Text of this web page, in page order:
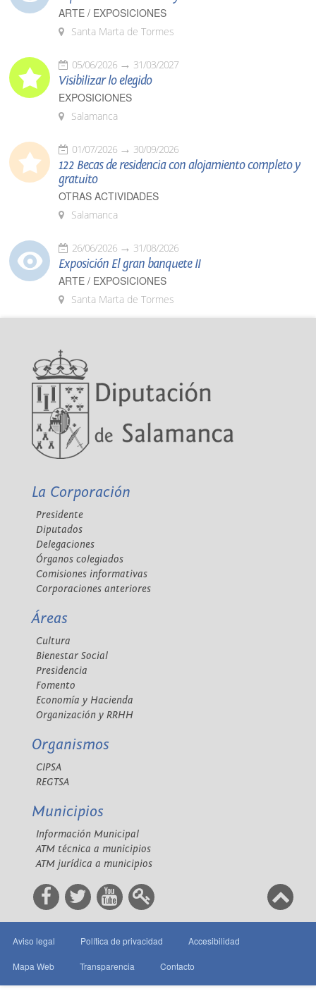
ARTE / EXPOSICIONES
Santa Marta de Tormes
05/06/2026 31/03/2027
Visibilizar lo elegido
EXPOSICIONES
Salamanca
01/07/2026 30/09/2026
122 Becas de residencia con alojamiento completo y
gratuito
OTRAS ACTIVIDADES
Salamanca
26/06/2026 31/08/2026
Exposición El gran banquete II
ARTE / EXPOSICIONES
Santa Marta de Tormes
La Corporación
Presidente
Diputados
Delegaciones
Órganos colegiados
Comisiones informativas
Corporaciones anteriores
Áreas
Cultura
Bienestar Social
Presidencia
Fomento
Economía y Hacienda
Organización y RRHH
Organismos
CIPSA
REGTSA
Municipios
Información Municipal
ATM técnica a municipios
ATM jurídica a municipios
Aviso legal Política de privacidad Accesibilidad
Mapa Web Transparencia Contacto